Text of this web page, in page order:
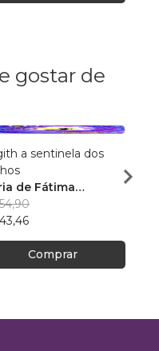
gostar de
a sentinela dos
de Fátima
Comprar
VOAR